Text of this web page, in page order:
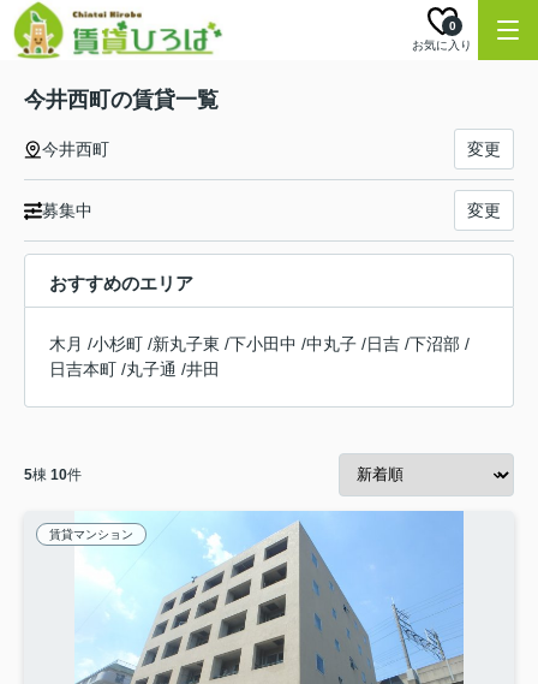
お気に入り
0
今井西町の賃貸一覧
今井西町 変更
募集中 変更
おすすめのエリア
木月 /小杉町 /新丸子東 /下小田中 /中丸子 /日吉 /下沼部 /
日吉本町 /丸子通 /井田
5棟 10件
賃貸マンション